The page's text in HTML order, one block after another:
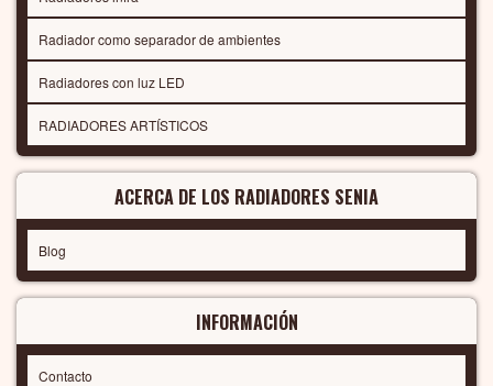
Radiador como separador de ambientes
Radiadores con luz LED
RADIADORES ARTÍSTICOS
ACERCA DE LOS RADIADORES SENIA
Blog
INFORMACIÓN
Contacto